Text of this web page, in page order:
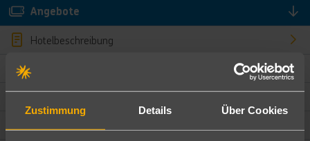
Zustimmung Details Über Cookies
Angebote
Hotelbeschreibung
Bewertungen